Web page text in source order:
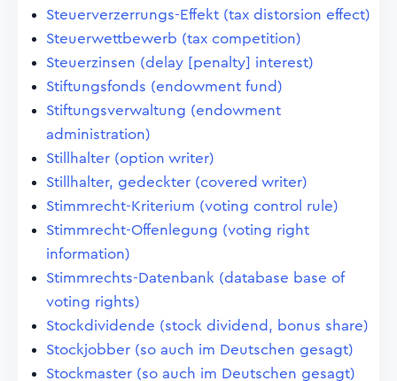
Steuerverzerrungs-Effekt (tax distorsion effect)
Steuerwettbewerb (tax competition)
Steuerzinsen (delay [penalty] interest)
Stiftungsfonds (endowment fund)
Stiftungsverwaltung (endowment
administration)
Stillhalter (option writer)
Stillhalter, gedeckter (covered writer)
Stimmrecht-Kriterium (voting control rule)
Stimmrecht-Offenlegung (voting right
information)
Stimmrechts-Datenbank (database base of
voting rights)
Stockdividende (stock dividend, bonus share)
Stockjobber (so auch im Deutschen gesagt)
Stockmaster (so auch im Deutschen gesagt)